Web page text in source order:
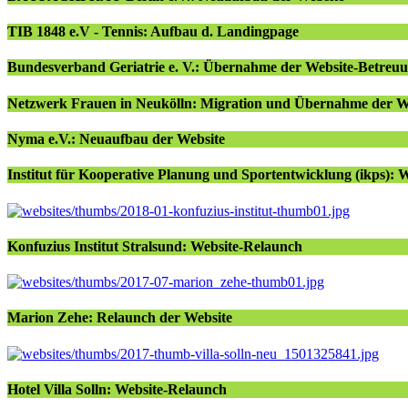
TIB 1848 e.V - Tennis: Aufbau d. Landingpage
Bundesverband Geriatrie e. V.: Übernahme der Website-
Netzwerk Frauen in Neukölln: Migration und Übernahme der
Nyma e.V.: Neuaufbau der Website
Institut für Kooperative Planung und Sportentwicklung (ikps):
Konfuzius Institut Stralsund: Website-Relaunch
Marion Zehe: Relaunch der Website
Hotel Villa Solln: Website-Relaunch